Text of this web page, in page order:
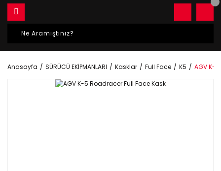
Anasayfa SÜRÜCÜ EKİPMANLARI Kasklar Full Face K5 AGV K-